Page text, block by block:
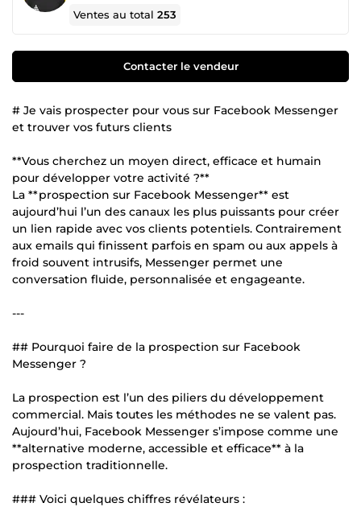
Ventes au total253
Contacter le vendeur
# Je vais prospecter pour vous sur Facebook Messenger
et trouver vos futurs clients
**Vous cherchez un moyen direct, efficace et humain
pour développer votre activité ?**
La **prospection sur Facebook Messenger** est
aujourd’hui l’un des canaux les plus puissants pour créer
un lien rapide avec vos clients potentiels. Contrairement
aux emails qui finissent parfois en spam ou aux appels à
froid souvent intrusifs, Messenger permet une
conversation fluide, personnalisée et engageante.
---
## Pourquoi faire de la prospection sur Facebook
Messenger ?
La prospection est l’un des piliers du développement
commercial. Mais toutes les méthodes ne se valent pas.
Aujourd’hui, Facebook Messenger s’impose comme une
**alternative moderne, accessible et efficace** à la
prospection traditionnelle.
### Voici quelques chiffres révélateurs :